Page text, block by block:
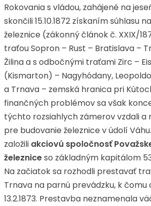
Rokovania s vládou, zahájené na
skončili 15.10.1872 získaním súhlasu
železnice (zákonný článok č. XXIX/
traťou Sopron – Rust – Bratislava –
Žilina a s odbočnými traťami Zirc –
(Kismarton) – Nagyhódany,
a Trnava – zemská hranica pri
finančných problémov sa však
týchto rozsiahlych zámerov vzdali a
pre budovanie železnice v údolí Váhu.
založili akciovú spoločnosť
železniceso základným kapitálom
Na začiatok sa rozhodli prestavať
Trnava na parnú prevádzku, k čomu
13.2.1873. Prestavba neznamenala